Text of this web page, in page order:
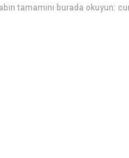
tamamını burada okuyun: